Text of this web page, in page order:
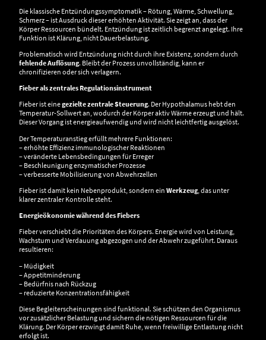
Die klassische Entzündungssymptomatik – Rötung, Wärme, Schwellung,
Schmerz – ist Ausdruck dieser erhöhten Aktivität. Sie zeigt an, dass der
Körper Ressourcen bündelt. Entzündung ist zeitlich begrenzt angelegt. Ihre
Funktion ist Klärung, nicht Dauerbelastung.
Problematisch wird Entzündung nicht durch ihre Existenz, sondern durch
fehlende Auflösung. Bleibt der Prozess unvollständig, kann er
chronifizieren oder sich verlagern.
Fieber als zentrales Regulationsinstrument
Fieber ist einegezielte zentrale Steuerung. Der Hypothalamus hebt den
Temperatur-Sollwert an, wodurch der Körper aktiv Wärme erzeugt und hält.
Dieser Vorgang ist energieaufwendig und wird nicht leichtfertig ausgelöst.
Der Temperaturanstieg erfüllt mehrere Funktionen:
– erhöhte Effizienz immunologischer Reaktionen
– veränderte Lebensbedingungen für Erreger
– Beschleunigung enzymatischer Prozesse
– verbesserte Mobilisierung von Abwehrzellen
Fieber ist damit kein Nebenprodukt, sondern ein Werkzeug, das unter
klarer zentraler Kontrolle steht.
Energieökonomie während des Fiebers
Fieber verschiebt die Prioritäten des Körpers. Energie wird von Leistung,
Wachstum und Verdauung abgezogen und der Abwehr zugeführt. Daraus
resultieren:
– Müdigkeit
– Appetitminderung
– Bedürfnis nach Rückzug
– reduzierte Konzentrationsfähigkeit
Diese Begleiterscheinungen sind funktional. Sie schützen den Organismus
vor zusätzlicher Belastung und sichern die nötigen Ressourcen für die
Klärung. Der Körper erzwingt damit Ruhe, wenn freiwillige Entlastung nicht
erfolgt ist.